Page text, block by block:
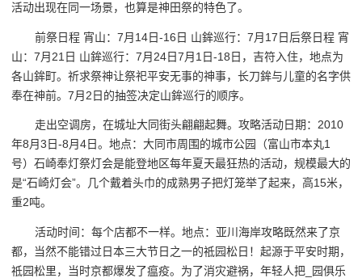
活动出现在同一场景，也算是神田祭的特色了。
前祭日程 宵山：7月14日-16日 山鉾巡行：7月17日后祭日程 宵
山：7月21日 山鉾巡行：7月24日7月1日-18日，吉符入住，地点为
各山鉾町。祈求祭神让祭祀平安无事的神事，长刀鉾与儿童的名字供
奉在神前。7月2日的抽签决定山鉾巡行的顺序。
走出空调房，在城址大同街头翩翩起舞。攻略活动日期：2010
年8月3日-8月4日。地点：大同市周围的城市公园（富山市本丸1
号）石崎奉灯祭灯会是能登地区每年夏天最狂热的活动，规模最大的
是“石崎灯会”。几个戴着头巾的成熟男子把灯笼举了起来，高15米，
重2吨。
活动时间：每个店都不一样。地点：亚川海岸攻略既然来了京
都，当然不能错过日本三大节日之一的祗园松日！起源于平安时期，
祗园松里，当时京都爆发了瘟疫。为了消灾避祸，年轻人把_园俱乐